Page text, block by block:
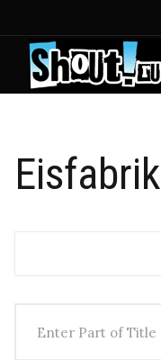
Eisfabrik